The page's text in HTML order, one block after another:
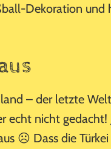
Dekoration und
– der letzte
echt nicht gedacht!
☹ Dass die